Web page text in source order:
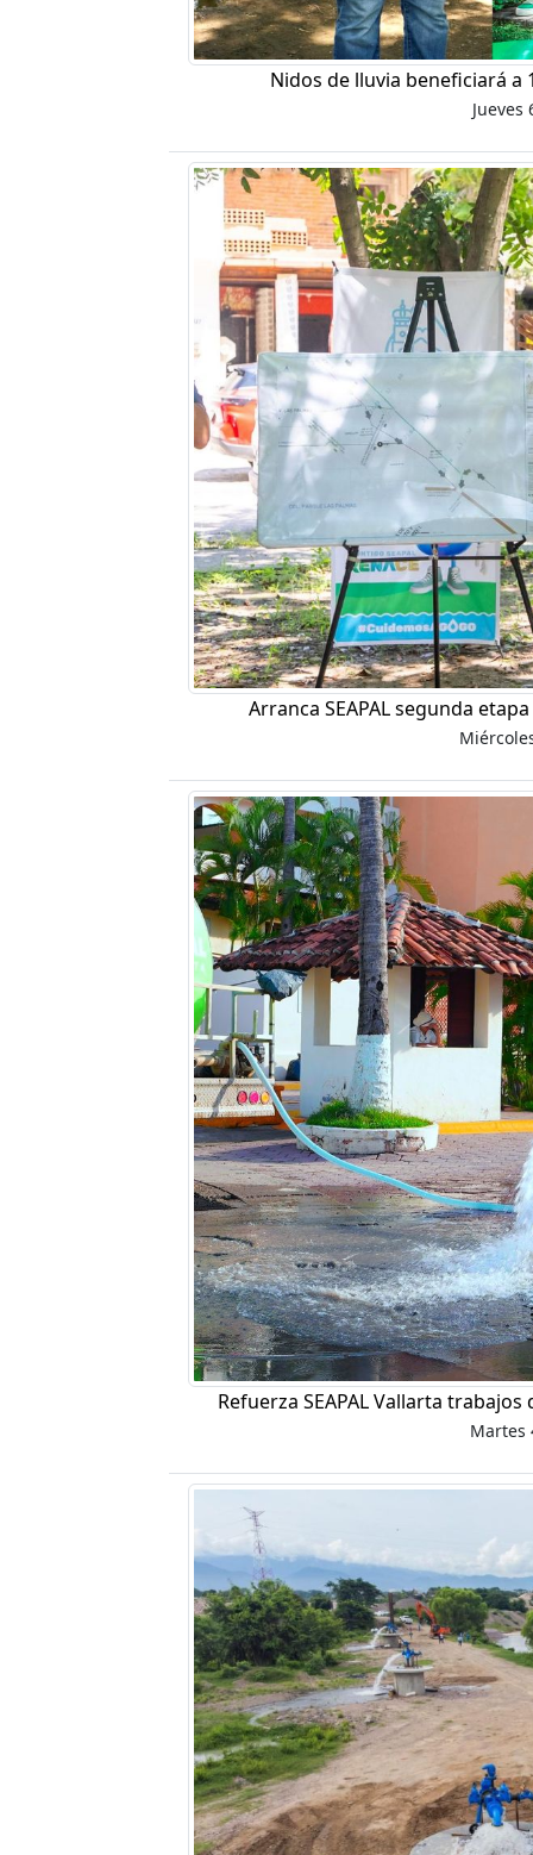
Nidos de lluvia beneficiará a
Jueves
Arranca SEAPAL segunda
Refuerza SEAPAL Vallarta
Martes